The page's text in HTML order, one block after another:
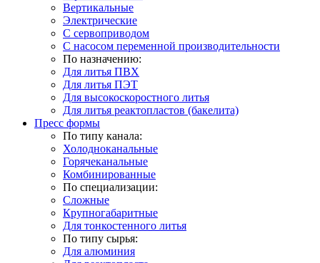
Вертикальные
Электрические
С сервоприводом
С насосом переменной производительности
По назначению:
Для литья ПВХ
Для литья ПЭТ
Для высокоскоростного литья
Для литья реактопластов (бакелита)
Пресс формы
По типу канала:
Холодноканальные
Горячеканальные
Комбинированные
По специализации:
Сложные
Крупногабаритные
Для тонкостенного литья
По типу сырья:
Для алюминия